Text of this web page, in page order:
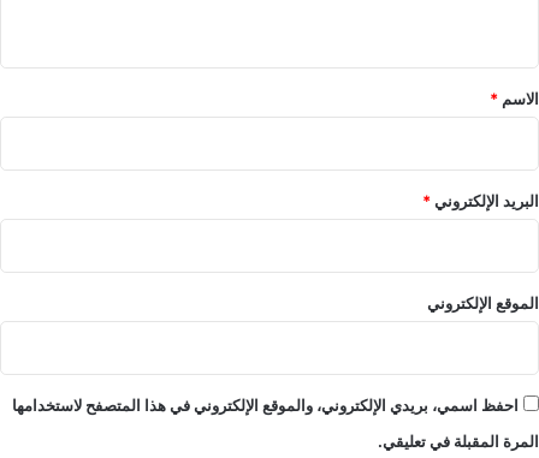
ت
ا
ل
ا
د
ر
*
الاسم *
البريد الإلكتروني*
الموقع الإلكتروني
احفظ اسمي، بريدي الإلكتروني، والموقع الإلكتروني في هذا المتصفح لاستخدامها
المرة المقبلة في تعليقي.